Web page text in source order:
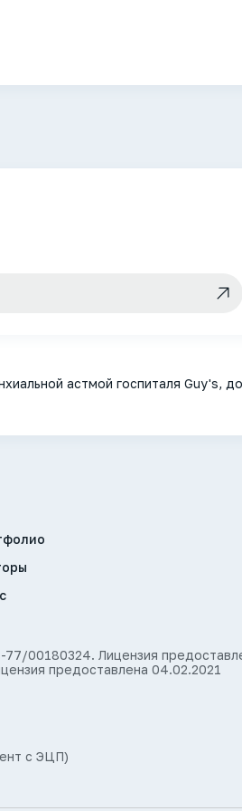
астмой госпиталя
00180324. Лицензия
предоставлена 04.02.2021
с ЭЦП)